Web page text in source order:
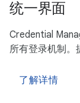
统一界面
Credential
所有登录机制。
了解详情